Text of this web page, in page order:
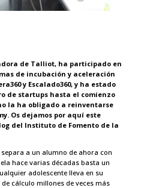
de Talliot, ha participado en
de incubación y aceleración
y Escalado360, y ha estado
de startups hasta el comienzo
la ha obligado a reinventarse
Os dejamos por aquí este
del Instituto de Fomento de la
a un alumno de ahora con
hace varias décadas basta un
adolescente lleva en su
cálculo millones de veces más